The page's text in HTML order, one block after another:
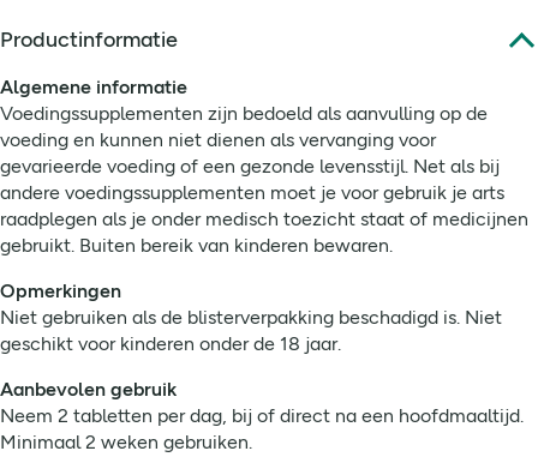
Productinformatie
Algemene informatie
Voedingssupplementen zijn bedoeld als aanvulling op de
voeding en kunnen niet dienen als vervanging voor
gevarieerde voeding of een gezonde levensstijl. Net als bij
andere voedingssupplementen moet je voor gebruik je arts
raadplegen als je onder medisch toezicht staat of medicijnen
gebruikt. Buiten bereik van kinderen bewaren.
Opmerkingen
Niet gebruiken als de blisterverpakking beschadigd is. Niet
geschikt voor kinderen onder de 18 jaar.
Aanbevolen gebruik
Neem 2 tabletten per dag, bij of direct na een hoofdmaaltijd.
Minimaal 2 weken gebruiken.